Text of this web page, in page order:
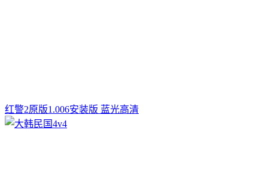
红警2原版1.006安装版 蓝光高清